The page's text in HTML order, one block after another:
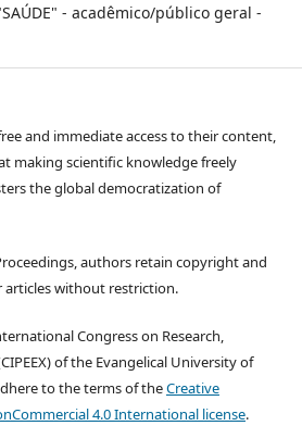
- acadêmico/público geral -
and immediate access to their content,
making scientific knowledge freely
the global democratization of
authors retain copyright and
without restriction.
Congress on Research,
of the Evangelical University of
to the terms of theCreative
4.0 International license.